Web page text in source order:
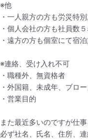
※他
・一人親方の方も労災特
・個人会社の方も社員数
・遠方の方も個室にて宿
※連絡、受け入れ不可
・職種外、無資格者
・外国籍、未成年、ブロ
・営業目的
また最近多いのですが仕
必ず社名、氏名、住所、